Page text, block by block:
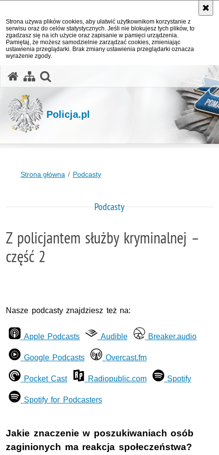
Strona używa plików cookies, aby ułatwić użytkownikom korzystanie z
serwisu oraz do celów statystycznych. Jeśli nie blokujesz tych plików, to
zgadzasz się na ich użycie oraz zapisanie w pamięci urządzenia.
Pamiętaj, że możesz samodzielnie zarządzać cookies, zmieniając
ustawienia przeglądarki. Brak zmiany ustawienia przeglądarki oznacza
wyrażenie zgody.
Policja.pl
Strona główna Podcasty
Podcasty
Z policjantem służby kryminalnej –
część 2
Nasze podcasty znajdziesz też na:
Apple Podcasts Audible Breaker.audio
Google Podcasts Overcast.fm
Pocket Cast Radiopublic.com Spotify
Spotify for Podcasters
Jakie znaczenie w poszukiwaniach osób
zaginionych ma reakcja społeczeństwa?